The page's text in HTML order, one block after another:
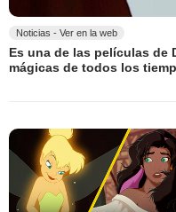
Noticias - Ver en la web
Es una de las películas de
mágicas de todos los